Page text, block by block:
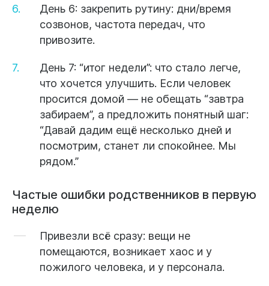
День 6: закрепить рутину: дни/время
созвонов, частота передач, что
привозите.
День 7: “итог недели”: что стало легче,
что хочется улучшить. Если человек
просится домой — не обещать “завтра
забираем”, а предложить понятный шаг:
“Давай дадим ещё несколько дней и
посмотрим, станет ли спокойнее. Мы
рядом.”
Частые ошибки родственников в первую
неделю
Привезли всё сразу: вещи не
помещаются, возникает хаос и у
пожилого человека, и у персонала.